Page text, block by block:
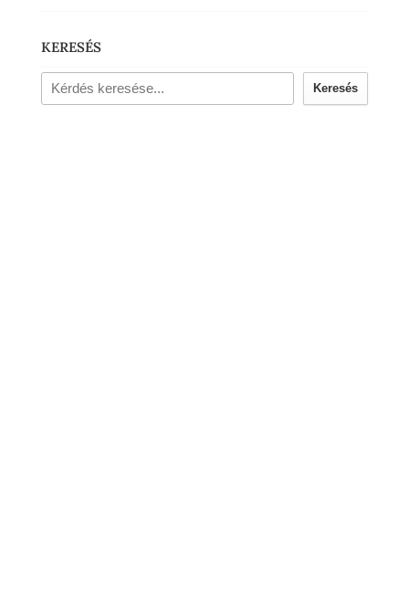
KERESÉS
Keresés